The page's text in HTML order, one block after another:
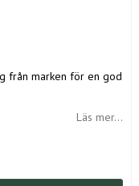
från marken för en god
Läs mer...